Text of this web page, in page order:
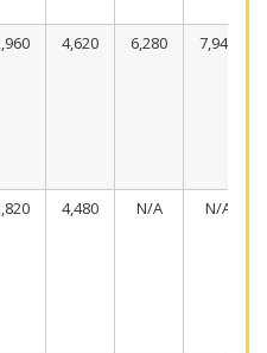
4,620 6,280 7,940
4,480 N/A N/A